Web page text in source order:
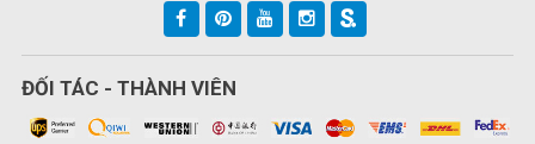
ĐỐI TÁC - THÀNH VIÊN